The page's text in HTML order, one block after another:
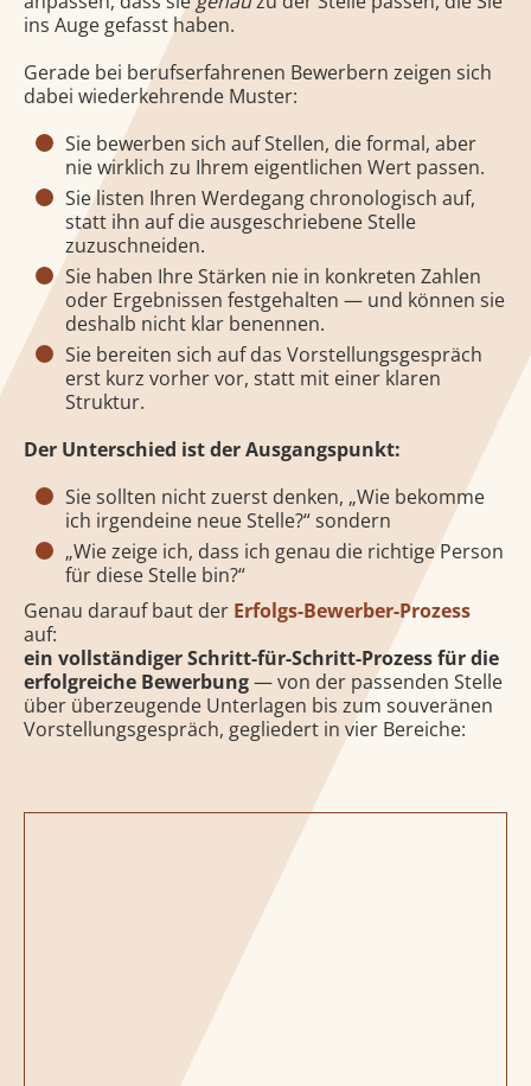
ins Auge gefasst haben.
Gerade bei berufserfahrenen Bewerbern zeigen sich
dabei wiederkehrende Muster:
Sie bewerben sich auf Stellen, die formal, aber
nie wirklich zu Ihrem eigentlichen Wert passen.
Sie listen Ihren Werdegang chronologisch auf,
statt ihn auf die ausgeschriebene Stelle
zuzuschneiden.
Sie haben Ihre Stärken nie in konkreten Zahlen
oder Ergebnissen festgehalten — und können sie
deshalb nicht klar benennen.
Sie bereiten sich auf das Vorstellungsgespräch
erst kurz vorher vor, statt mit einer klaren
Struktur.
Der Unterschied ist der Ausgangspunkt:
Sie sollten nicht zuerst denken, „Wie bekomme
ich irgendeine neue Stelle?“ sondern
„Wie zeige ich, dass ich genau die richtige Person
für diese Stelle bin?“
Genau darauf baut der Erfolgs-Bewerber-Prozess
auf:
ein vollständiger Schritt-für-Schritt-Prozess für die
erfolgreiche Bewerbung— von der passenden Stelle
über überzeugende Unterlagen bis zum souveränen
Vorstellungsgespräch, gegliedert in vier Bereiche: